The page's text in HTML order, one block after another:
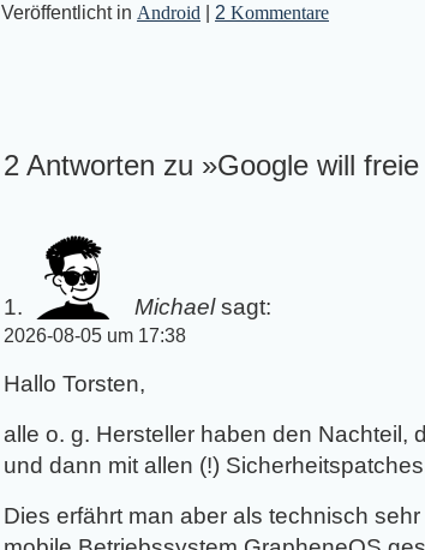
Veröffentlicht in Android 2 Kommentare
2 Antworten zu »Google will
Michaelsagt:
2026-08-05 um 17:38
Hallo Torsten,
alle o. g. Hersteller haben den Nachteil,
und dann mit allen (!)
Dies erfährt man aber als technisch